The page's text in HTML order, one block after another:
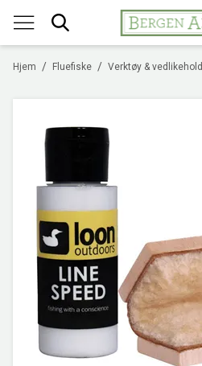
/
Hjem /
Fluefiske Verktøy & vedlikehold